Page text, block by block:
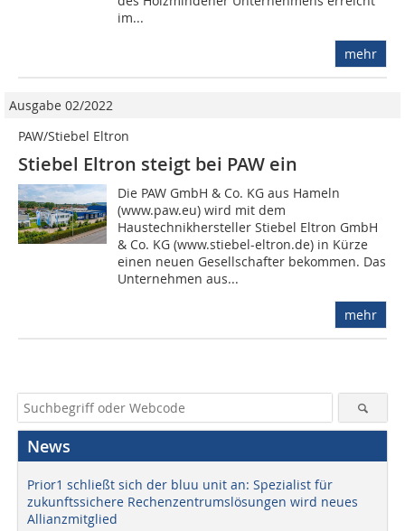
im...
mehr
Ausgabe 02/2022
PAW/Stiebel Eltron
Stiebel Eltron steigt bei PAW ein
Die PAW GmbH & Co. KG aus Hameln
(www.paw.eu) wird mit dem
Haustechnikhersteller Stiebel Eltron GmbH
& Co. KG (www.stiebel-eltron.de) in Kürze
einen neuen Gesellschafter bekommen. Das
Unternehmen aus...
mehr
News
Prior1 schließt sich der bluu unit an: Spezialist für
zukunftssichere Rechenzentrumslösungen wird neues
Allianzmitglied